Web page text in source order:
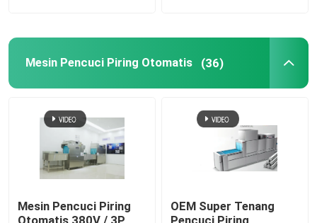
Mesin Pencuci Piring Otomatis (36)
Mesin Pencuci Piring
OEM Super Tenang